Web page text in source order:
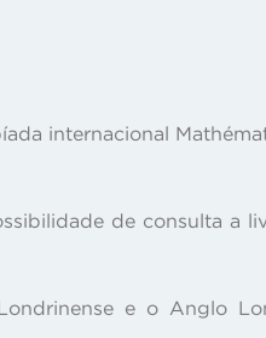
internacional
de consulta a
e o Anglo